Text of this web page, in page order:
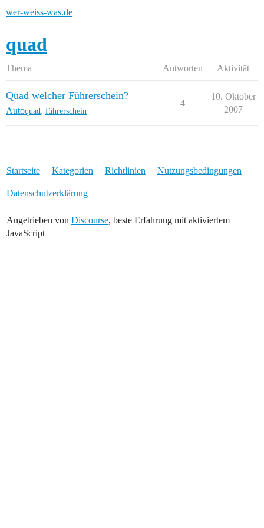
wer-weiss-was.de
quad
Thema Antworten Aktivität
Quad welcher Führerschein?
Autoquad führerschein
4
10. Oktober
2007
Startseite Kategorien Richtlinien Nutzungsbedingungen
Datenschutzerklärung
Angetrieben von Discourse, beste Erfahrung mit aktiviertem
JavaScript